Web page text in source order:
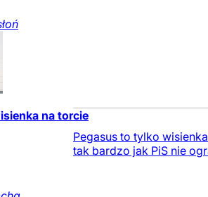
na torcie
Pegasus to tylko
tak bardzo jak PiS nie